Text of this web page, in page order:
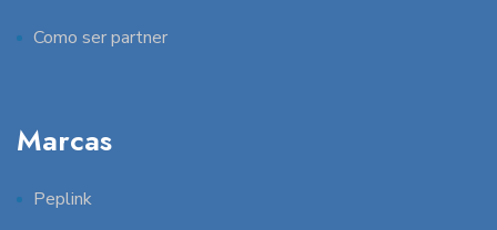
Como ser partner
Marcas
Peplink